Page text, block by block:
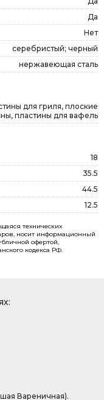
Да
Нет
серебристый; черный
нержавеющая сталь
для гриля, плоские
пластины для вафель
18
35.5
44.5
12.5
технических
носит информационный
офертой,
кодекса РФ.
Вареничная).